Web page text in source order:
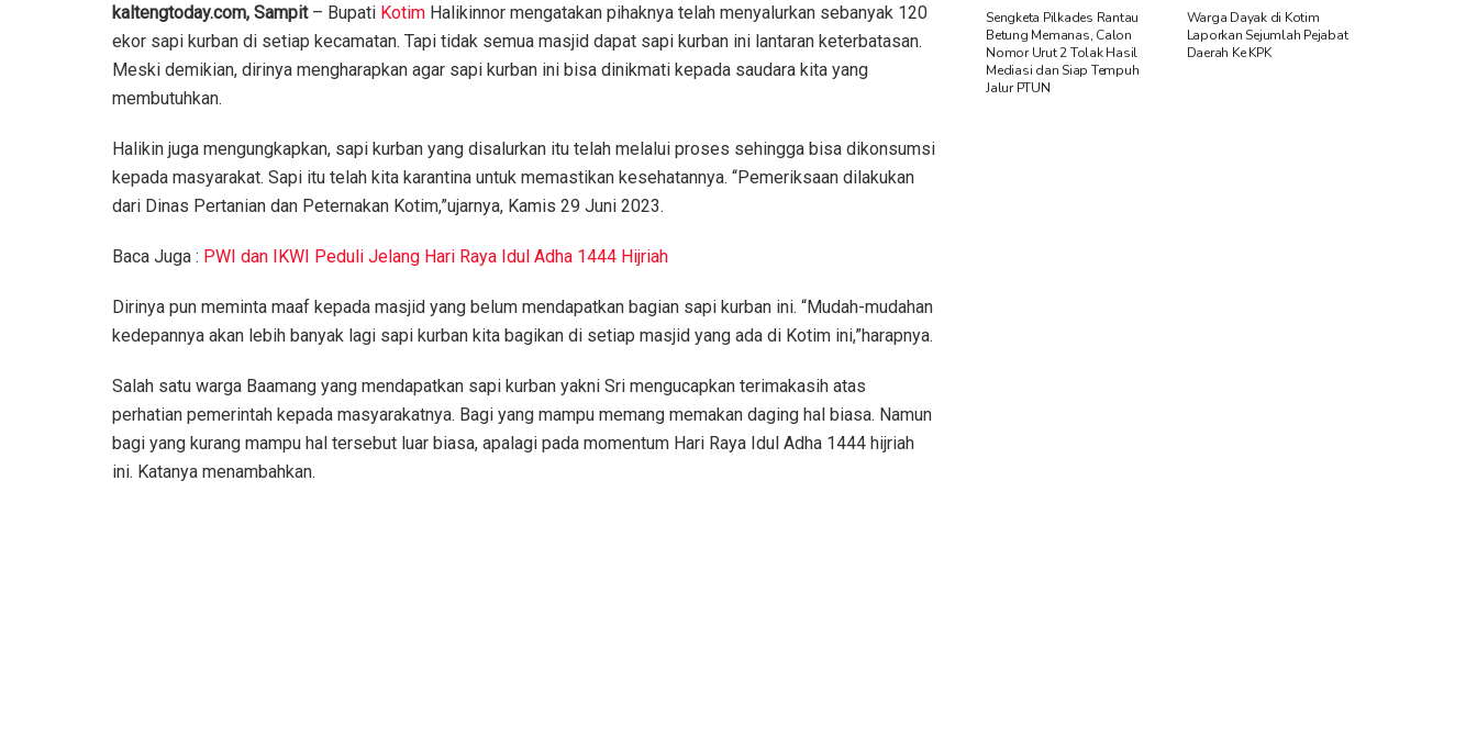
kaltengtoday.com, Sampit– Bupati Kotim Halikinnor mengatakan pihaknya telah menyalurkan sebanyak 120
ekor sapi kurban di setiap kecamatan. Tapi tidak semua masjid dapat sapi kurban ini lantaran keterbatasan.
Meski demikian, dirinya mengharapkan agar sapi kurban ini bisa dinikmati kepada saudara kita yang
membutuhkan.
Halikin juga mengungkapkan, sapi kurban yang disalurkan itu telah melalui proses sehingga bisa dikonsumsi
kepada masyarakat. Sapi itu telah kita karantina untuk memastikan kesehatannya. “Pemeriksaan dilakukan
dari Dinas Pertanian dan Peternakan Kotim,”ujarnya, Kamis 29 Juni 2023.
Baca Juga : PWI dan IKWI Peduli Jelang Hari Raya Idul Adha 1444 Hijriah
Dirinya pun meminta maaf kepada masjid yang belum mendapatkan bagian sapi kurban ini. “Mudah-mudahan
kedepannya akan lebih banyak lagi sapi kurban kita bagikan di setiap masjid yang ada di Kotim ini,”harapnya.
Salah satu warga Baamang yang mendapatkan sapi kurban yakni Sri mengucapkan terimakasih atas
perhatian pemerintah kepada masyarakatnya. Bagi yang mampu memang memakan daging hal biasa. Namun
bagi yang kurang mampu hal tersebut luar biasa, apalagi pada momentum Hari Raya Idul Adha 1444 hijriah
ini. Katanya menambahkan.
Sengketa Pilkades Rantau
Betung Memanas, Calon
Nomor Urut 2 Tolak Hasil
Mediasi dan Siap Tempuh
Jalur PTUN
Warga Dayak di Kotim
Laporkan Sejumlah Pejabat
Daerah Ke KPK